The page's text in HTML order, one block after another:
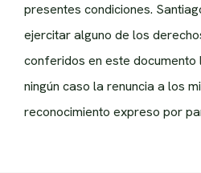
presentes condiciones.
ejercitar alguno de los
conferidos en este documento
ningún caso la renuncia a los
reconocimiento expreso por